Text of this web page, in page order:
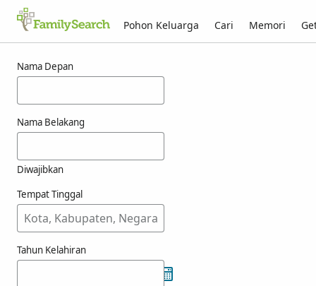
Pohon Keluarga Cari Memori
Nama Depan
Nama Belakang
Diwajibkan
Tempat Tinggal
Tahun Kelahiran